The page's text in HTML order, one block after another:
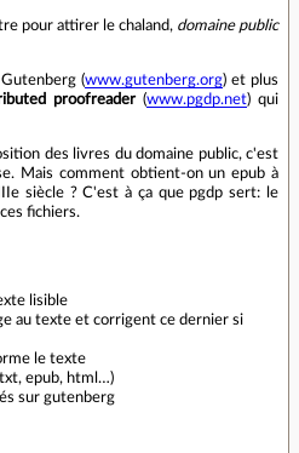
pour attirer le chaland, domaine public
(www.gutenberg.org) et plus
proofreader(www.pgdp.net) qui
des livres du domaine public, c'est
Mais comment obtient-on un epub à
siècle ? C'est à ça que pgdp sert: le
fichiers.
lisible
au texte et corrigent ce dernier si
le texte
epub, html…)
sur gutenberg